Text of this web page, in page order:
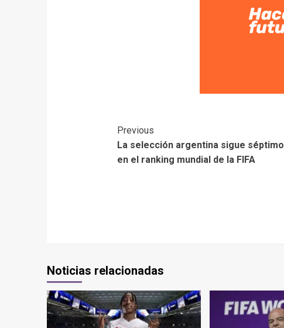
Previous
La selección argentina sigue séptimo
en el ranking mundial de la FIFA
Noticias relacionadas